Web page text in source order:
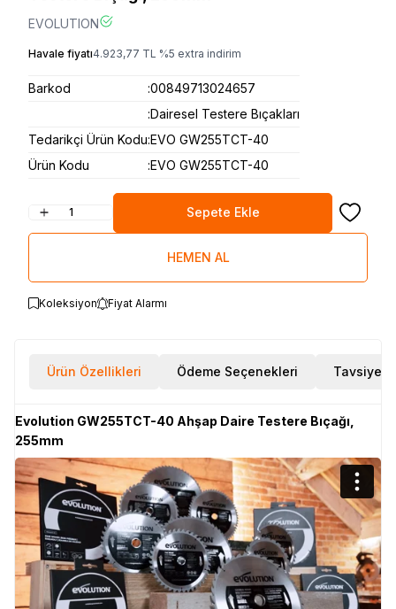
EVOLUTION
Havale fiyatı4.923,77 TL %5 extra indirim
Barkod :00849713024657
:Dairesel Testere Bıçakları
Tedarikçi Ürün Kodu:EVO GW255TCT-40
Ürün Kodu
:EVO GW255TCT-40
Sepete Ekle Favoriye
HEMEN AL
Koleksiyon Fiyat Alarmı
Ürün Özellikleri Ödeme Seçenekleri Tavsiye Et
Evolution GW255TCT-40 Ahşap Daire Testere Bıçağı,
255mm